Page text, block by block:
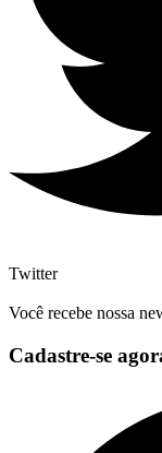
Twitter
Você recebe nossa
Cadastre-se